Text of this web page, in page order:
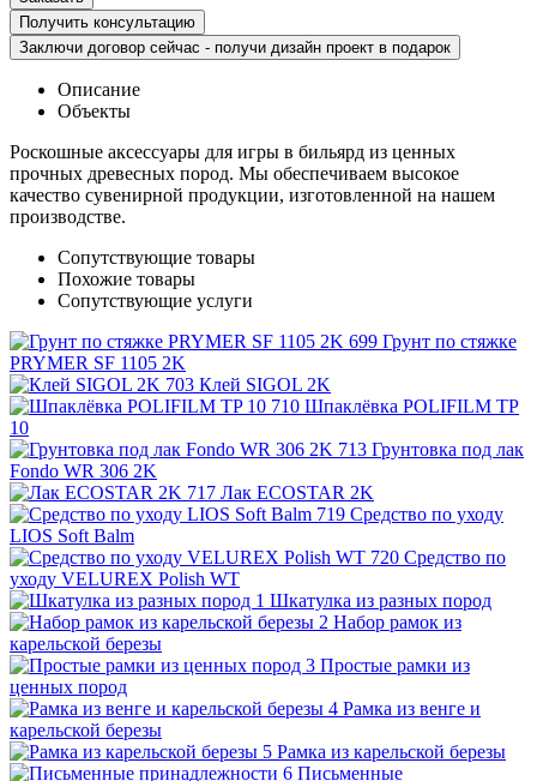
Получить консультацию
Заключи договор сейчас - получи дизайн проект в подарок
Описание
Объекты
Роскошные аксессуары для игры в бильярд из ценных
прочных древесных пород. Мы обеспечиваем высокое
качество сувенирной продукции, изготовленной на нашем
производстве.
Сопутствующие товары
Похожие товары
Сопутствующие услуги
Грунт по стяжке
PRYMER SF 1105 2K
Клей SIGOL 2K
Шпаклёвка POLIFILM TP
10
Грунтовка под лак
Fondo WR 306 2K
Лак ECOSTAR 2K
Средство по уходу
LIOS Soft Balm
Средство по
уходу VELUREX Polish WT
Шкатулка из разных пород
Набор рамок из
карельской березы
Простые рамки из
ценных пород
Рамка из венге и
карельской березы
Рамка из карельской березы
Письменные